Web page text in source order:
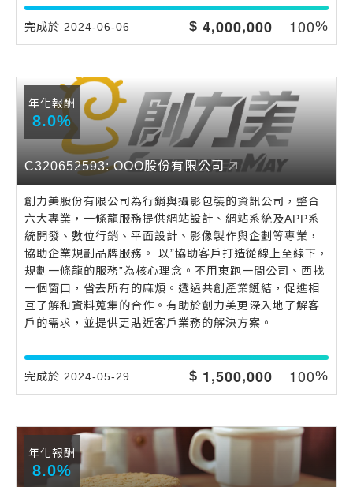
完成於 2024-06-06 $ 4,000,000 100%
C320652593: OOO股份有限公司
年化報酬
8.0%
創力美股份有限公司為行銷與攝影包裝的資訊公司，整合
六大專業，一條龍服務提供網站設計、網站系統及APP系
統開發、數位行銷、平面設計、影像製作與企劃等專業，
協助企業規劃品牌服務。 以”協助客戶打造從線上至線下，
規劃一條龍的服務”為核心理念。不用東跑一間公司、西找
一個窗口，省去所有的麻煩。透過共創產業鏈結，促進相
互了解和資料蒐集的合作。有助於創力美更深入地了解客
戶的需求，並提供更貼近客戶業務的解決方案。
完成於 2024-05-29 $ 1,500,000 100%
年化報酬
8.0%